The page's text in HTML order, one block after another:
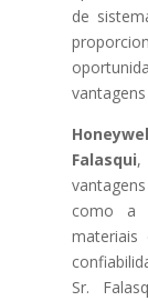
de
Falasqui,
como a
Sr.